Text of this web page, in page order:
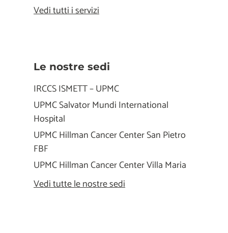
Vedi tutti i servizi
Le nostre sedi
IRCCS ISMETT – UPMC
UPMC Salvator Mundi International
Hospital
UPMC Hillman Cancer Center San Pietro
FBF
UPMC Hillman Cancer Center Villa Maria
Vedi tutte le nostre sedi